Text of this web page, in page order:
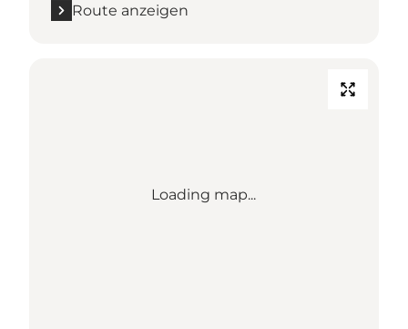
Route anzeigen
Loading map...